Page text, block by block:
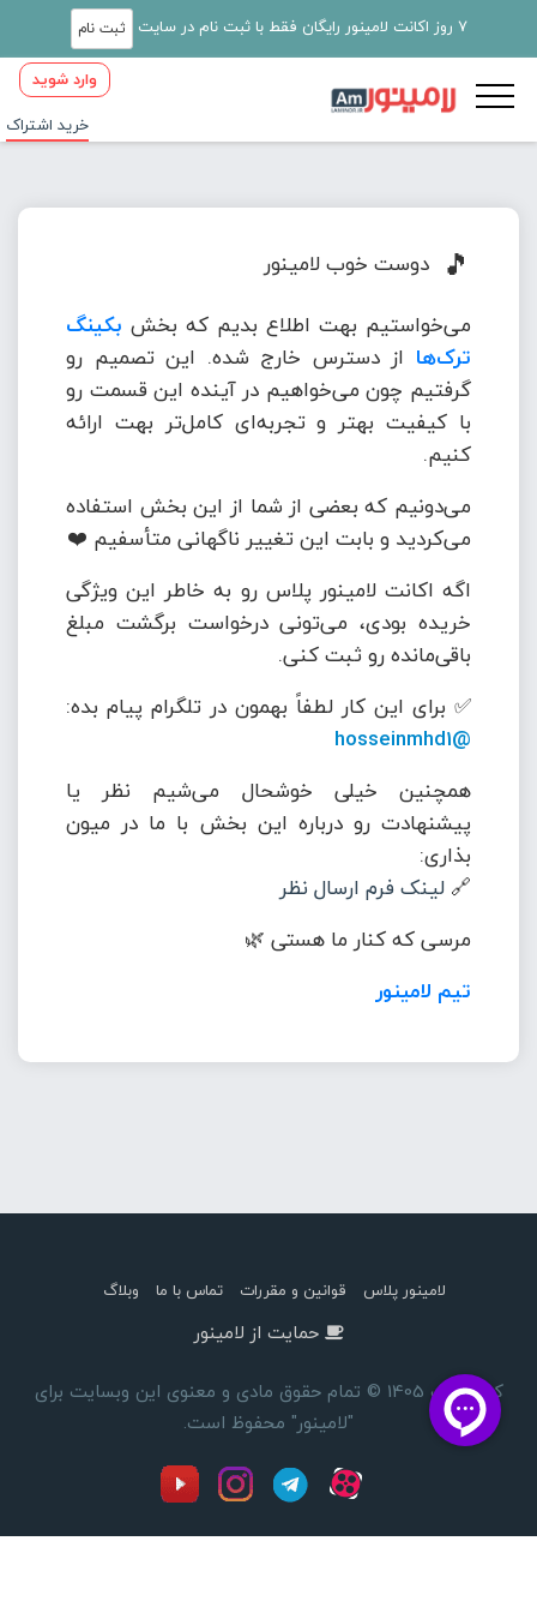
7 روز اکانت لامینور رایگان فقط با ثبت نام در سایت ثبت نام
وارد شوید
خرید اشتراک
🎵 دوست خوب لامینور
می‌خواستیم بهت اطلاع بدیم که بخش بکینگ
ترک‌ها از دسترس خارج شده. این تصمیم رو
گرفتیم چون می‌خواهیم در آینده این قسمت رو
با کیفیت بهتر و تجربه‌ای کامل‌تر بهت ارائه
کنیم.
می‌دونیم که بعضی از شما از این بخش استفاده
می‌کردید و بابت این تغییر ناگهانی متأسفیم ❤️
اگه اکانت لامینور پلاس رو به خاطر این ویژگی
خریده بودی، می‌تونی درخواست برگشت مبلغ
باقی‌مانده رو ثبت کنی.
✅ برای این کار لطفاً بهمون در تلگرام پیام بده:
@hosseinmhd1
همچنین خیلی خوشحال می‌شیم نظر یا
پیشنهادت رو درباره این بخش با ما در میون
بذاری:
🔗 لینک فرم ارسال نظر
مرسی که کنار ما هستی 🌿
تیم لامینور
لامینور پلاس قوانین و مقررات تماس با ما وبلاگ
حمایت از لامینور
کپی رایت 1405 © تمام حقوق مادی و معنوی این وبسایت برای
"لامینور" محفوظ است.